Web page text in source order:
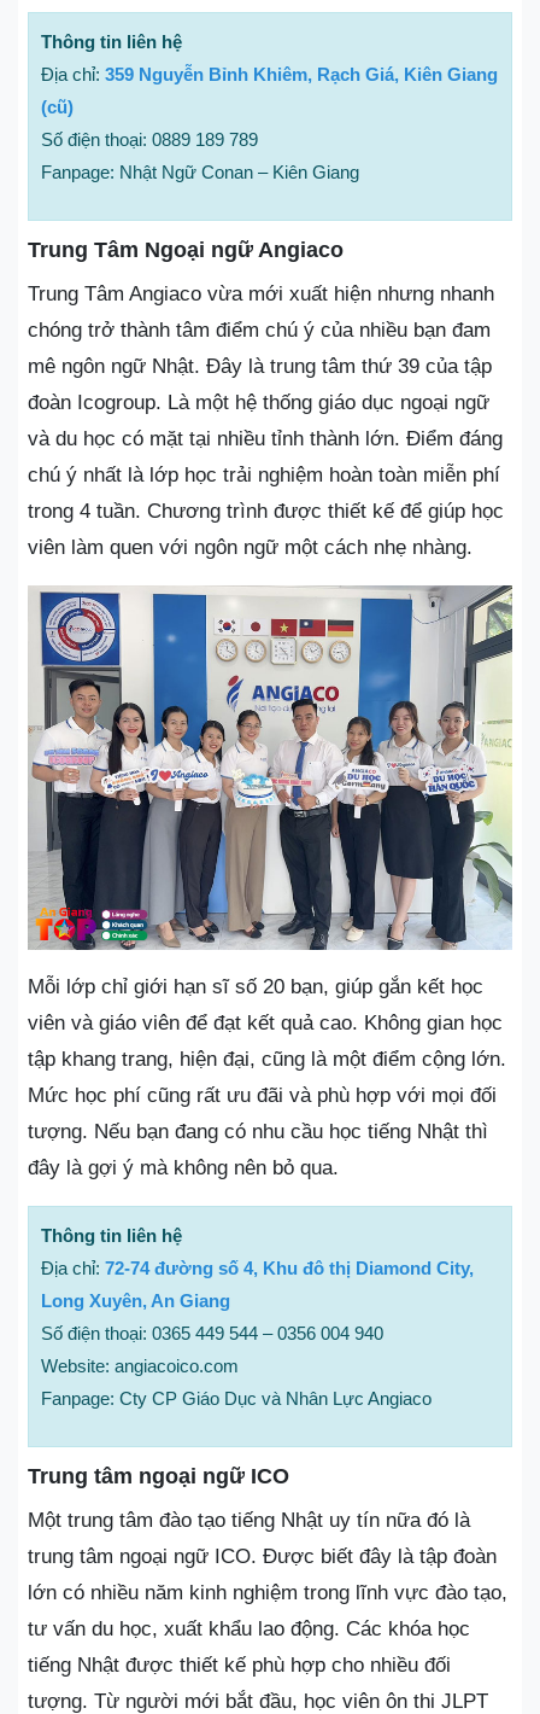
Thông tin liên hệ
Địa chỉ: 359 Nguyễn Bỉnh Khiêm, Rạch Giá, Kiên Giang
(cũ)
Số điện thoại: 0889 189 789
Fanpage: Nhật Ngữ Conan – Kiên Giang
Trung Tâm Ngoại ngữ Angiaco
Trung Tâm Angiaco vừa mới xuất hiện nhưng nhanh
chóng trở thành tâm điểm chú ý của nhiều bạn đam
mê ngôn ngữ Nhật. Đây là trung tâm thứ 39 của tập
đoàn Icogroup. Là một hệ thống giáo dục ngoại ngữ
và du học có mặt tại nhiều tỉnh thành lớn. Điểm đáng
chú ý nhất là lớp học trải nghiệm hoàn toàn miễn phí
trong 4 tuần. Chương trình được thiết kế để giúp học
viên làm quen với ngôn ngữ một cách nhẹ nhàng.
Mỗi lớp chỉ giới hạn sĩ số 20 bạn, giúp gắn kết học
viên và giáo viên để đạt kết quả cao. Không gian học
tập khang trang, hiện đại, cũng là một điểm cộng lớn.
Mức học phí cũng rất ưu đãi và phù hợp với mọi đối
tượng. Nếu bạn đang có nhu cầu học tiếng Nhật thì
đây là gợi ý mà không nên bỏ qua.
Thông tin liên hệ
Địa chỉ: 72-74 đường số 4, Khu đô thị Diamond City,
Long Xuyên, An Giang
Số điện thoại: 0365 449 544 – 0356 004 940
Website: angiacoico.com
Fanpage: Cty CP Giáo Dục và Nhân Lực Angiaco
Trung tâm ngoại ngữ ICO
Một trung tâm đào tạo tiếng Nhật uy tín nữa đó là
trung tâm ngoại ngữ ICO. Được biết đây là tập đoàn
lớn có nhiều năm kinh nghiệm trong lĩnh vực đào tạo,
tư vấn du học, xuất khẩu lao động. Các khóa học
tiếng Nhật được thiết kế phù hợp cho nhiều đối
tượng. Từ người mới bắt đầu, học viên ôn thi JLPT